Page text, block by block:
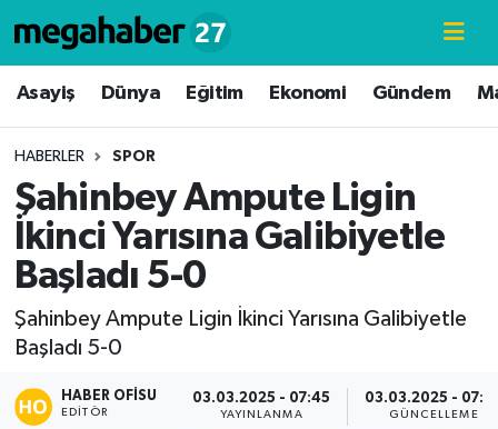
Asayiş Dünya Eğitim Ekonomi Gündem
HABERLER SPOR
Şahinbey Ampute Ligin
İkinci Yarısına Galibiyetle
Başladı 5-0
Şahinbey Ampute Ligin İkinci Yarısına Galibiyetle
Başladı 5-0
HABER OFISU
EDITÖR
03.03.2025 - 07:45
YAYINLANMA
03.03.2025 -
GÜNCELLEME
Hava Durumu
Süper Lig Puan Durumu ve Fikstür
Tüm Manşetler
Son Dakika Haberleri